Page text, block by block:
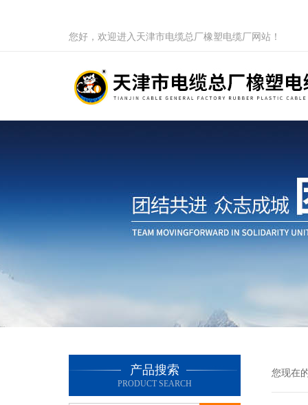
您好，欢迎进入天津市电缆总厂橡塑电缆厂网站！
产品搜索
PRODUCT SEARCH
您现在